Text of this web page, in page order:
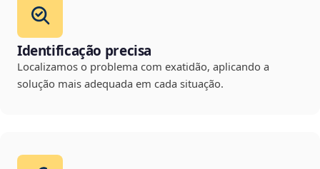
Identificação precisa
Localizamos o problema com exatidão, aplicando a
solução mais adequada em cada situação.